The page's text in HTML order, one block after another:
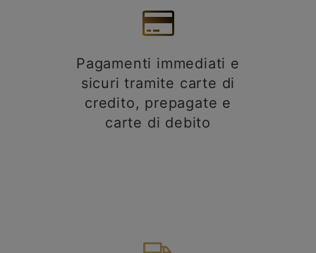
Pagamenti immediati e
sicuri tramite carte di
credito, prepagate e
carte di debito